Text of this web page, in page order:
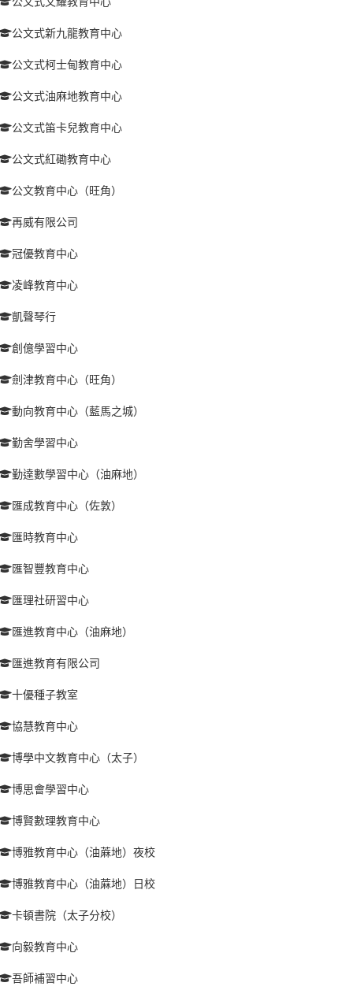
公文式新九龍教育中心
公文式柯士甸教育中心
公文式油麻地教育中心
公文式笛卡兒教育中心
公文式紅磡教育中心
公文教育中心（旺角）
再威有限公司
冠優教育中心
凌峰教育中心
凱聲琴行
創億學習中心
劍津教育中心（旺角）
動向教育中心（藍馬之城）
勤舍學習中心
勤達數學習中心（油麻地）
匯成教育中心（佐敦）
匯時教育中心
匯智豐教育中心
匯理社研習中心
匯進教育中心（油麻地）
匯進教育有限公司
十優種子教室
協慧教育中心
博學中文教育中心（太子）
博思會學習中心
博賢數理教育中心
博雅教育中心（油蔴地）夜校
博雅教育中心（油蔴地）日校
卡頓書院（太子分校）
向毅教育中心
吾師補習中心